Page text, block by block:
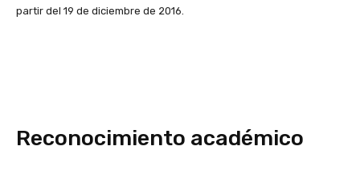
partir del 19 de diciembre de 2016.
Reconocimiento académico